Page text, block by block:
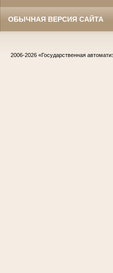
ОБЫЧНАЯ ВЕРСИЯ САЙТА
2006-2026 «Государственная